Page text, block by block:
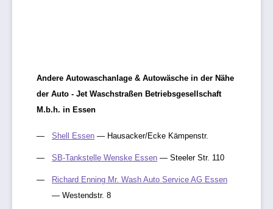
Andere Autowaschanlage & Autowäsche in der Nähe
der Auto - Jet Waschstraßen Betriebsgesellschaft
M.b.h. in Essen
Shell Essen — Hausacker/Ecke Kämpenstr.
SB-Tankstelle Wenske Essen — Steeler Str. 110
Richard Enning Mr. Wash Auto Service AG Essen
— Westendstr. 8